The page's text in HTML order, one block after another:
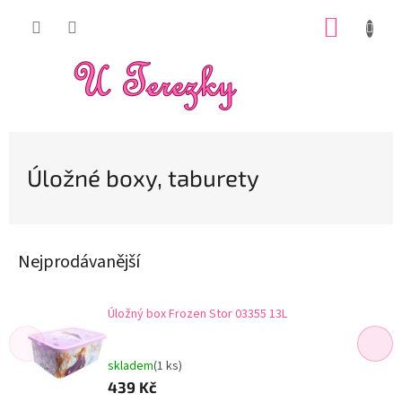
Úložné boxy, taburety
Nejprodávanější
Úložný box Frozen Stor 03355 13L
skladem(1 ks)
439 Kč